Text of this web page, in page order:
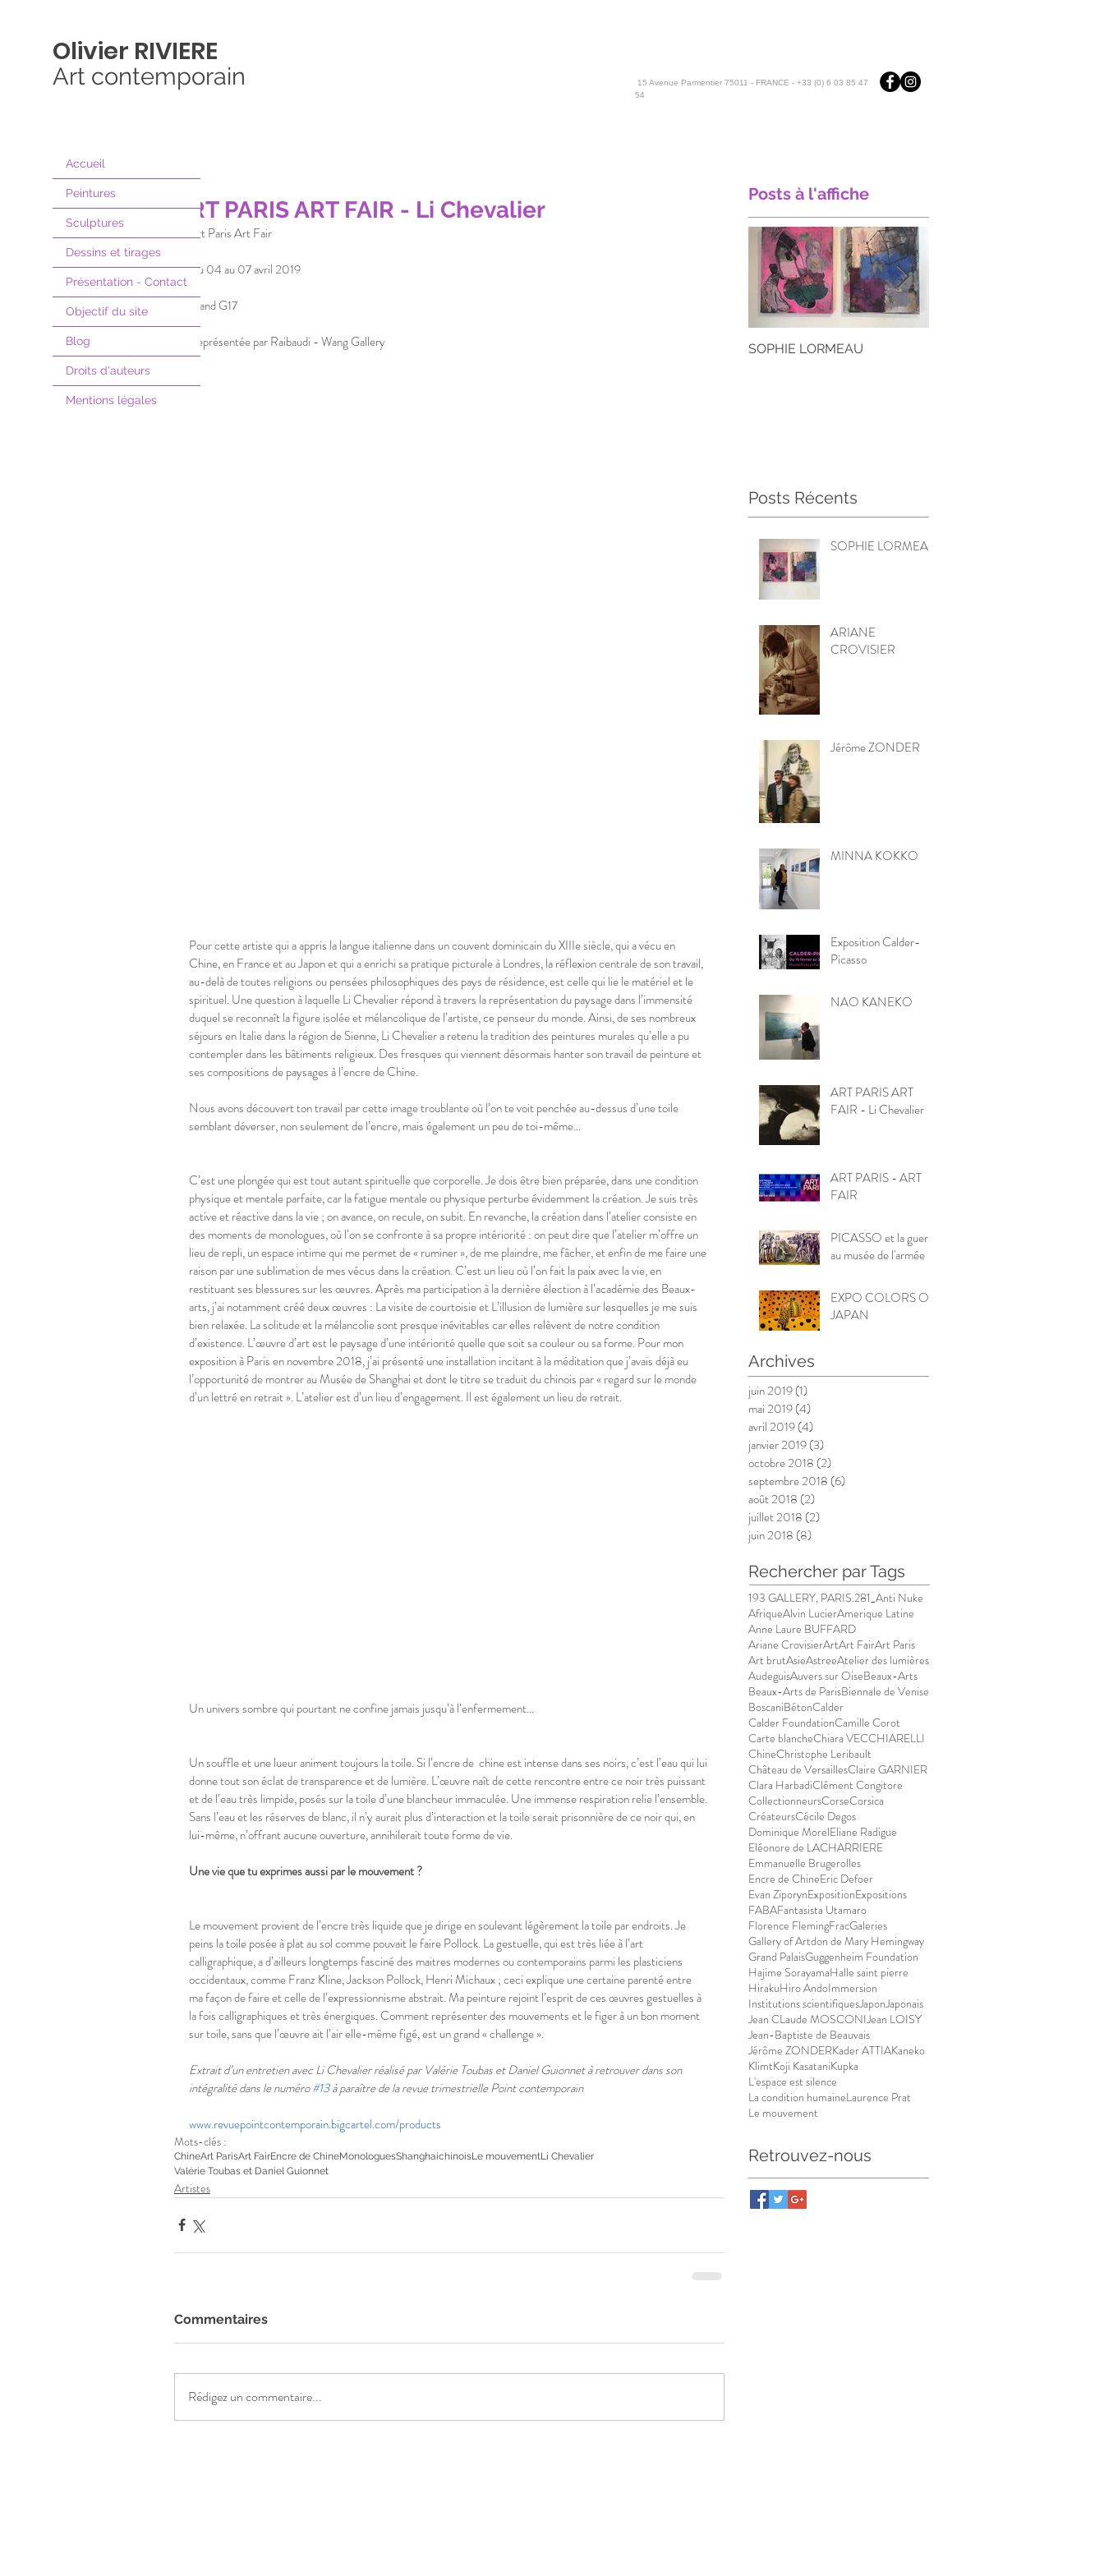
Accueil
Peintures
Sculptures
Dessins et tirages
Présentation - Contact
Objectif du site
Blog
Droits d'auteurs
Mentions légales
Olivier RIVIERE
Art contemporain
15 Avenue Parmentier 75011 - FRANCE - +33 (0) 6 03 85 47
54
ART PARIS ART FAIR - Li Chevalier
Art Paris Art Fair
Du 04 au 07 avril 2019
Stand G17
Représentée par Raibaudi - Wang Gallery
Pour cette artiste qui a appris la langue italienne dans un couvent dominicain du XIIIe siècle, qui a vécu en
Chine, en France et au Japon et qui a enrichi sa pratique picturale à Londres, la réflexion centrale de son travail,
au-delà de toutes religions ou pensées philosophiques des pays de résidence, est celle qui lie le matériel et le
spirituel. Une question à laquelle Li Chevalier répond à travers la représentation du paysage dans l’immensité
duquel se reconnaît la figure isolée et mélancolique de l’artiste, ce penseur du monde. Ainsi, de ses nombreux
séjours en Italie dans la région de Sienne, Li Chevalier a retenu la tradition des peintures murales qu’elle a pu
contempler dans les bâtiments religieux. Des fresques qui viennent désormais hanter son travail de peinture et
ses compositions de paysages à l’encre de Chine.
Nous avons découvert ton travail par cette image troublante où l’on te voit penchée au-dessus d’une toile
semblant déverser, non seulement de l’encre, mais également un peu de toi-même…
C’est une plongée qui est tout autant spirituelle que corporelle. Je dois être bien préparée, dans une condition
physique et mentale parfaite, car la fatigue mentale ou physique perturbe évidemment la création. Je suis très
active et réactive dans la vie ; on avance, on recule, on subit. En revanche, la création dans l’atelier consiste en
des moments de monologues, où l’on se confronte à sa propre intériorité : on peut dire que l’atelier m’offre un
lieu de repli, un espace intime qui me permet de « ruminer », de me plaindre, me fâcher, et enfin de me faire une
raison par une sublimation de mes vécus dans la création. C’est un lieu où l’on fait la paix avec la vie, en
restituant ses blessures sur les œuvres. Après ma participation à la dernière élection à l’académie des Beaux-
arts, j’ai notamment créé deux œuvres : La visite de courtoisie et L’illusion de lumière sur lesquelles je me suis
bien relaxée. La solitude et la mélancolie sont presque inévitables car elles relèvent de notre condition
d’existence. L’œuvre d’art est le paysage d’une intériorité quelle que soit sa couleur ou sa forme. Pour mon
exposition à Paris en novembre 2018, j’ai présenté une installation incitant à la méditation que j’avais déjà eu
l’opportunité de montrer au Musée de Shanghai et dont le titre se traduit du chinois par « regard sur le monde
d’un lettré en retrait ». L’atelier est d’un lieu d’engagement. Il est également un lieu de retrait.
Un univers sombre qui pourtant ne confine jamais jusqu’à l’enfermement…
Un souffle et une lueur animent toujours la toile. Si l’encre de  chine est intense dans ses noirs, c’est l’eau qui lui
donne tout son éclat de transparence et de lumière. L’œuvre naît de cette rencontre entre ce noir très puissant
et de l’eau très limpide, posés sur la toile d’une blancheur immaculée. Une immense respiration relie l’ensemble.
Sans l’eau et les réserves de blanc, il n’y aurait plus d’interaction et la toile serait prisonnière de ce noir qui, en
lui-même, n’offrant aucune ouverture, annihilerait toute forme de vie.
Une vie que tu exprimes aussi par le mouvement ?
Le mouvement provient de l’encre très liquide que je dirige en soulevant légèrement la toile par endroits. Je
peins la toile posée à plat au sol comme pouvait le faire Pollock. La gestuelle, qui est très liée à l’art
calligraphique, a d’ailleurs longtemps fasciné des maitres modernes ou contemporains parmi les plasticiens
occidentaux, comme Franz Kline, Jackson Pollock, Henri Michaux ; ceci explique une certaine parenté entre
ma façon de faire et celle de l’expressionnisme abstrait. Ma peinture rejoint l’esprit de ces œuvres gestuelles à
la fois calligraphiques et très énergiques. Comment représenter des mouvements et le figer à un bon moment
sur toile, sans que l’œuvre ait l’air elle-même figé, est un grand « challenge ».
Extrait d’un entretien avec Li Chevalier réalisé par Valérie Toubas et Daniel Guionnet à retrouver dans son
intégralité dans le numéro #13 à paraître de la revue trimestrielle Point contemporain
www.revuepointcontemporain.bigcartel.com/products
Mots-clés :
ChineArt ParisArt FairEncre de ChineMonologuesShanghaichinoisLe mouvementLi Chevalier
Valérie Toubas et Daniel Guionnet
Artistes
Commentaires
Rédigez un commentaire...
Posts à l'affiche
SOPHIE LORMEAU
Posts Récents
SOPHIE LORMEAU
ARIANE
CROVISIER
Jérôme ZONDER
MINNA KOKKO
Exposition Calder-
Picasso
NAO KANEKO
ART PARIS ART
FAIR - Li Chevalier
ART PARIS - ART
FAIR
PICASSO et la guerre
au musée de l'armée
EXPO COLORS OF
JAPAN
Archives
juin 2019(1)
mai 2019(4)
avril 2019(4)
janvier 2019(3)
octobre 2018 (2)
septembre 2018 (6)
août 2018 (2)
juillet 2018 (2)
juin 2018 (8)
Rechercher par Tags
193 GALLERY, PARIS.281_Anti Nuke
AfriqueAlvin LucierAmerique Latine
Anne Laure BUFFARD
Ariane CrovisierArtArt FairArt Paris
Art brutAsieAstreeAtelier des lumières
AudeguisAuvers sur OiseBeaux-Arts
Beaux-Arts de ParisBiennale de Venise
BoscaniBétonCalder
Calder FoundationCamille Corot
Carte blancheChiara VECCHIARELLI
ChineChristophe Leribault
Château de VersaillesClaire GARNIER
Clara HarbadiClément Congitore
CollectionneursCorseCorsica
CréateursCécile Degos
Dominique MorelEliane Radigue
Eléonore de LACHARRIERE
Emmanuelle Brugerolles
Encre de ChineEric Defoer
Evan ZiporynExpositionExpositions
FABAFantasista Utamaro
Florence FlemingFracGaleries
Gallery of Artdon de Mary Hemingway
Grand PalaisGuggenheim Foundation
Hajime SorayamaHalle saint pierre
HirakuHiro AndoImmersion
Institutions scientifiquesJaponJaponais
Jean CLaude MOSCONIJean LOISY
Jean-Baptiste de Beauvais
Jérôme ZONDERKader ATTIAKaneko
KlimtKoji KasataniKupka
L'espace est silence
La condition humaineLaurence Prat
Le mouvement
Retrouvez-nous